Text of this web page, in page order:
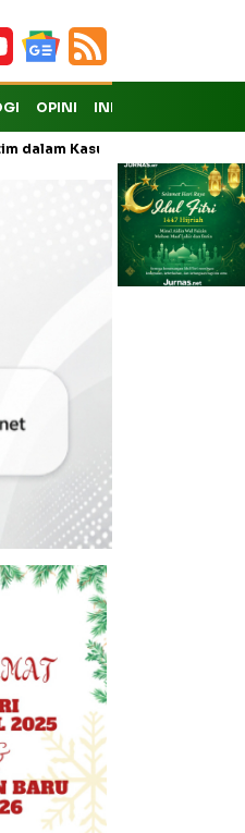
OPINI INDEKS
Pungli Masih Didalami